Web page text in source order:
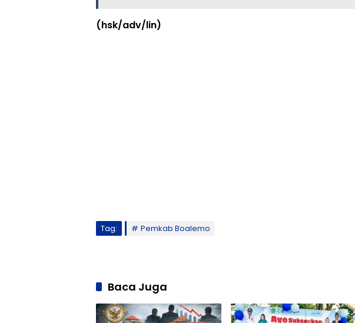
(hsk/adv/lin)
Tag: Pemkab Boalemo
Baca Juga